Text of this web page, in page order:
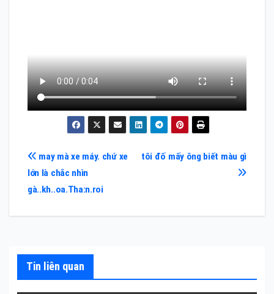
Điều
hướng
bài
tôi đố mấy ông biết màu gì
may mà xe máy. chứ xe
lớn là chắc nhìn
gà..kh..oa.Tha:n.roi
Tin liên quan